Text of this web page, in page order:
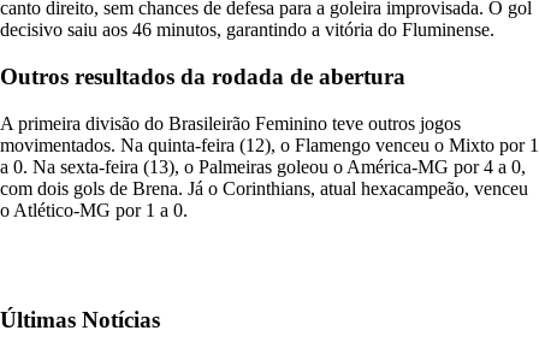
canto direito, sem chances de defesa para a goleira improvisada. O gol
decisivo saiu aos 46 minutos, garantindo a vitória do Fluminense.
Outros resultados da rodada de abertura
A primeira divisão do Brasileirão Feminino teve outros jogos
movimentados. Na quinta-feira (12), o Flamengo venceu o Mixto por 1
a 0. Na sexta-feira (13), o Palmeiras goleou o América-MG por 4 a 0,
com dois gols de Brena. Já o Corinthians, atual hexacampeão, venceu
o Atlético-MG por 1 a 0.
Últimas Notícias